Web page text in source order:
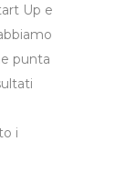
Up e
punta
i